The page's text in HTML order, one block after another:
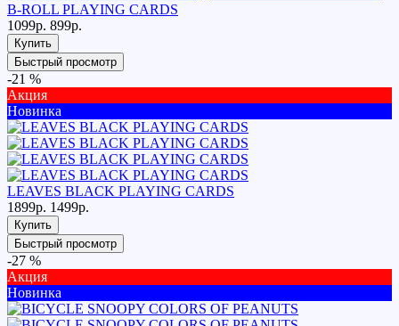
B-ROLL PLAYING CARDS
1099р. 899р.
Купить
Быстрый просмотр
-21 %
Акция
Новинка
LEAVES BLACK PLAYING CARDS
1899р. 1499р.
Купить
Быстрый просмотр
-27 %
Акция
Новинка